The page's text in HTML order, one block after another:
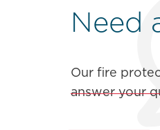
Need
Our fire
answer your